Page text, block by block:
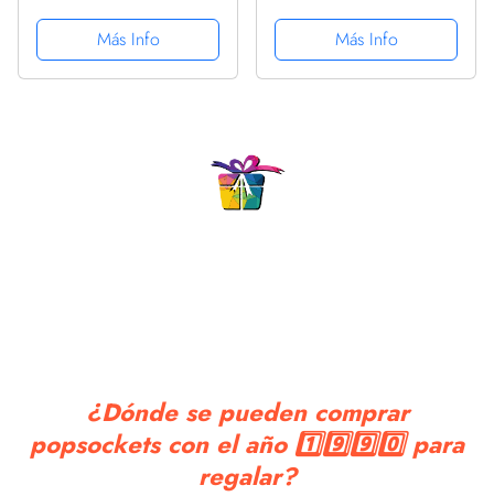
Hombres Mujer
PopSockets PopGrip
Intercambiable
Más Info
Hombres Mujer
PopSockets PopGrip
Intercambiable
Más Info
¿Dónde se pueden comprar
popsockets con el año 1️⃣9️⃣9️⃣0️⃣ para
regalar?